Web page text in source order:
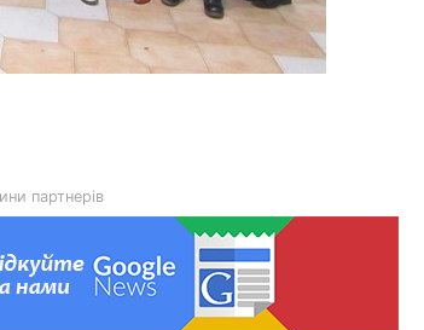
партнерів
6 серпня Львів попрощається з
воїнами Миколою Слєпком та
Дмитром Березком
На Львівщині розпочали прийом
документів на відшкодування
вартості племінних нетелей